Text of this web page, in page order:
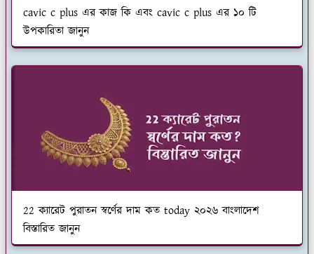
cavic c plus এর কাজ কি এবং cavic c plus এর ১০ টি
উপকারিতা জানুন
22 ক্যারেট পুরাতন স্বর্ণের দাম কত today ২০২৬ বাংলাদেশ
বিস্তারিত জানুন